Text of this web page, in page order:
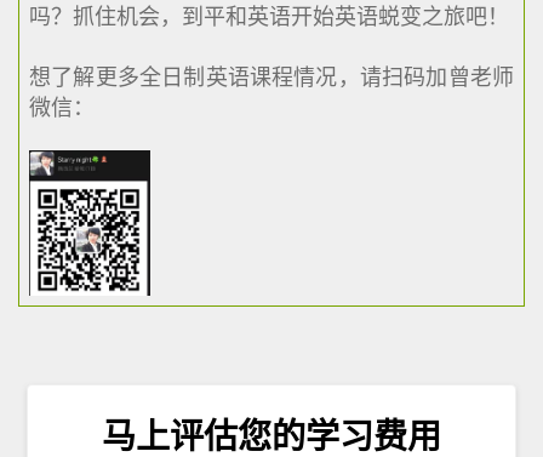
吗？抓住机会，到平和英语开始英语蜕变之旅吧！
想了解更多全日制英语课程情况，请扫码加曾老师
微信：
马上评估您的学习费用